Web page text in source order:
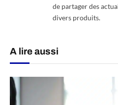
de partager des
divers produits.
A lire aussi